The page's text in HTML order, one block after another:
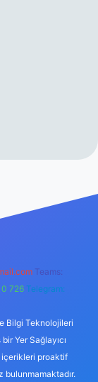
Teams:
726 Telegram:
Bilgi Teknolojileri
Yer Sağlayıcı
proaktif
bulunmamaktadır.